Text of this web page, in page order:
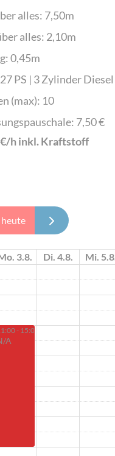
alles: 7,50m
alles: 2,10m
0,45m
PS | 3 Zylinder Diesel
(max): 10
7,50 €
h inkl. Kraftstoff
heute
3.8. Di. 4.8. Mi. 5.8.
- 15:00
A